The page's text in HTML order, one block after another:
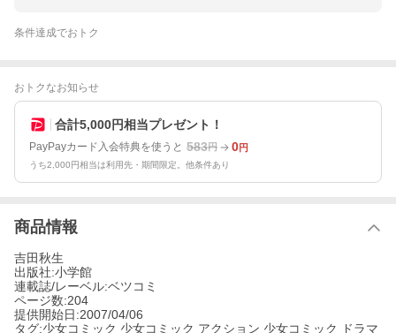
条件達成でおトク
おトクなお知らせ
合計5,000円相当プレゼント！
PayPayカード入会特典を使うと 583円 0円
うち2,000円相当は利用先・期間限定。他条件あり
商品情報
吉田秋生
出版社:小学館
連載誌/レーベル:ベツコミ
ページ数:204
提供開始日:2007/04/06
タグ:少女コミック 少女コミック アクション 少女コミック ドラマ